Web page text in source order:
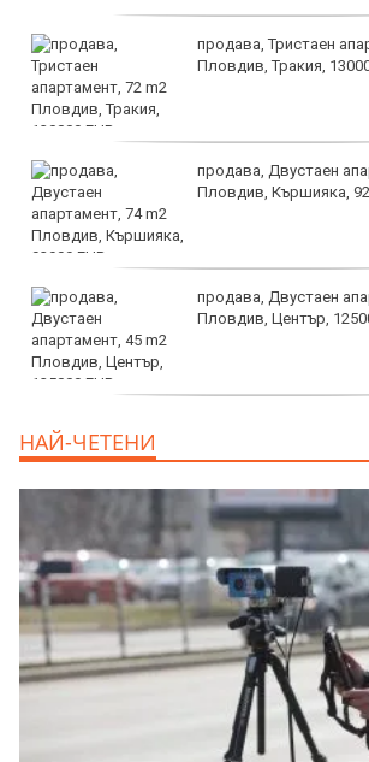
продава, Тристаен
Пловдив, Тракия,
продава, Двустаен
Пловдив, Кършияка,
продава, Двустаен
Пловдив, Център,
НАЙ-ЧЕТЕНИ